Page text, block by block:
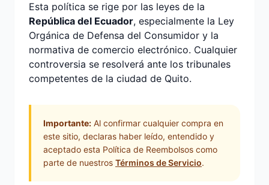
Esta política se rige por las leyes de la
República del Ecuador, especialmente la Ley
Orgánica de Defensa del Consumidor y la
normativa de comercio electrónico. Cualquier
controversia se resolverá ante los tribunales
competentes de la ciudad de Quito.
Importante: Al confirmar cualquier compra en
este sitio, declaras haber leído, entendido y
aceptado esta Política de Reembolsos como
parte de nuestros Términos de Servicio.